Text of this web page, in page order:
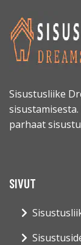
Sisustusliike
parhaat
SIVUT